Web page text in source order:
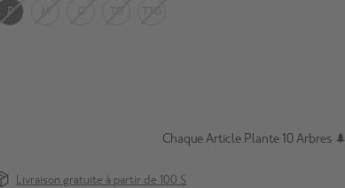
P
Chaque Article Plante 10 Arbres 🌲
Livraison gratuite à partir de 100 $